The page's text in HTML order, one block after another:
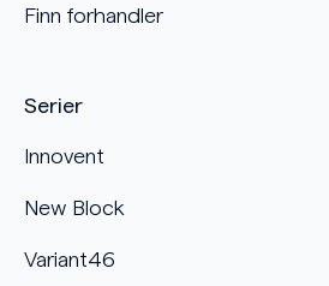
Serier
Innovent
New Block
Variant46
Finn forhandler